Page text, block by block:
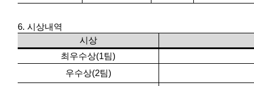
6. 시상내역
시상
최우수상(1팀)
우수상(2팀)